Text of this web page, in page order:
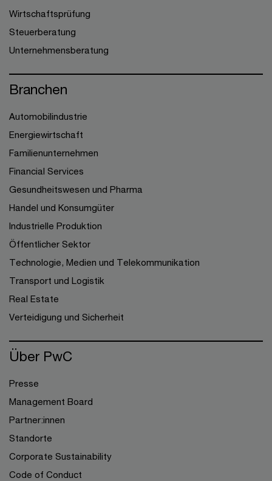
Wirtschaftsprüfung
Steuerberatung
Unternehmensberatung
Branchen
Automobilindustrie
Energiewirtschaft
Familienunternehmen
Financial Services
Gesundheitswesen und Pharma
Handel und Konsumgüter
Industrielle Produktion
Öffentlicher Sektor
Technologie, Medien und Telekommunikation
Transport und Logistik
Real Estate
Verteidigung und Sicherheit
Über PwC
Presse
Management Board
Partner:innen
Standorte
Corporate Sustainability
Code of Conduct